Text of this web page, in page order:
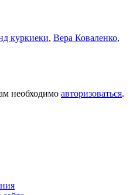
куркиеки, Вера Коваленко,
необходимо авторизоваться.